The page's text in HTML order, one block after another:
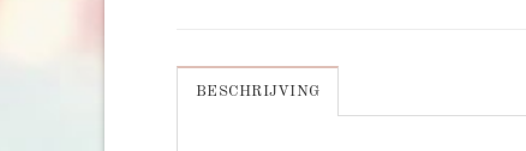
BESCHRIJVING